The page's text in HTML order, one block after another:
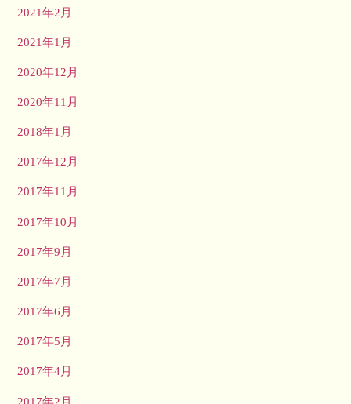
2021年2月
2021年1月
2020年12月
2020年11月
2018年1月
2017年12月
2017年11月
2017年10月
2017年9月
2017年7月
2017年6月
2017年5月
2017年4月
2017年2月